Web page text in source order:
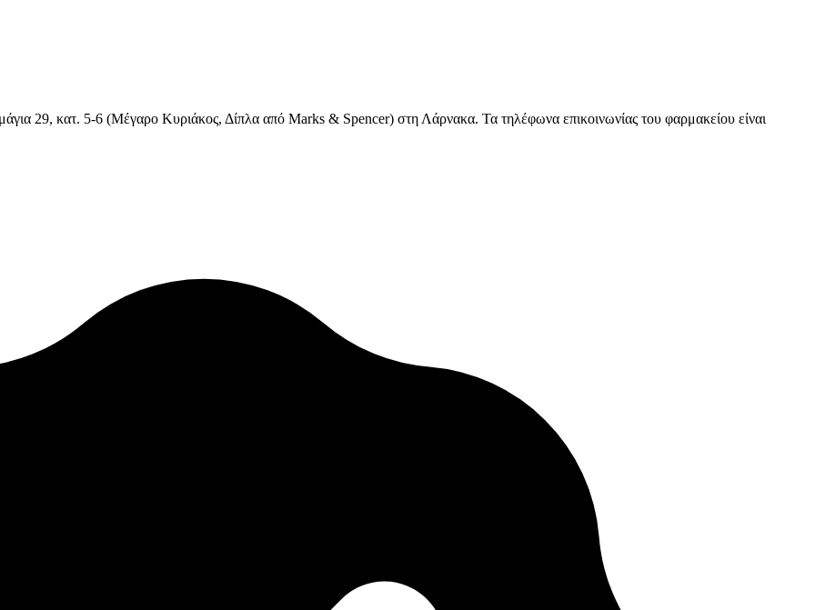
29, κατ. 5-6 (Μέγαρο Κυριάκος, Δίπλα από Marks & Spencer) στη Λάρνακα. Τα τηλέφωνα επικοινωνίας του φαρμακείου είναι